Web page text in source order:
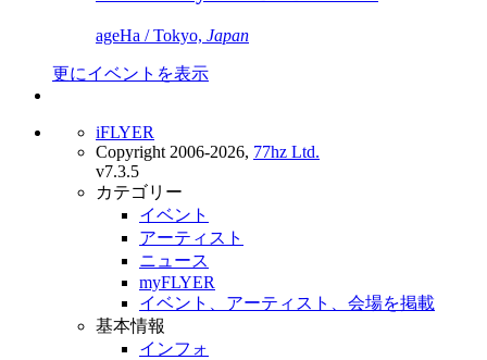
ageHa / Tokyo, Japan
更にイベントを表示
iFLYER
Copyright 2006-2026, 77hz Ltd.
v7.3.5
カテゴリー
イベント
アーティスト
ニュース
myFLYER
イベント、アーティスト、会場を掲載
基本情報
インフォ